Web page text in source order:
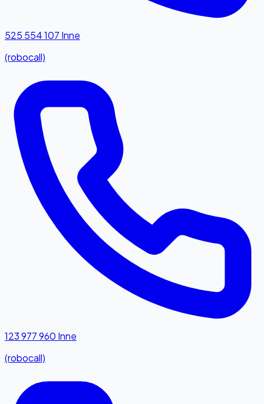
525 554 107 Inne
(robocall)
123 977 960 Inne
(robocall)